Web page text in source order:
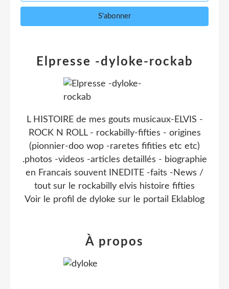
Elpresse -dyloke-rockab
L HISTOIRE de mes gouts musicaux-ELVIS -
ROCK N ROLL - rockabilly-fifties - origines
(pionnier-doo wop -raretes fifities etc etc)
.photos -videos -articles detaillés - biographie
en Francais souvent INEDITE -faits -News /
tout sur le rockabilly elvis histoire fifties
Voir le profil de dyloke sur le portail Eklablog
À propos